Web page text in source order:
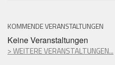
KOMMENDE VERANSTALTUNGEN
Keine Veranstaltungen
> WEITERE VERANSTALTUNGEN...